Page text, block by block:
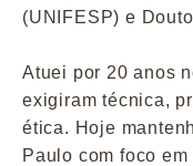
(UNIFESP) e
Atuei por 20 anos
exigiram técnica,
ética. Hoje
Paulo com foco